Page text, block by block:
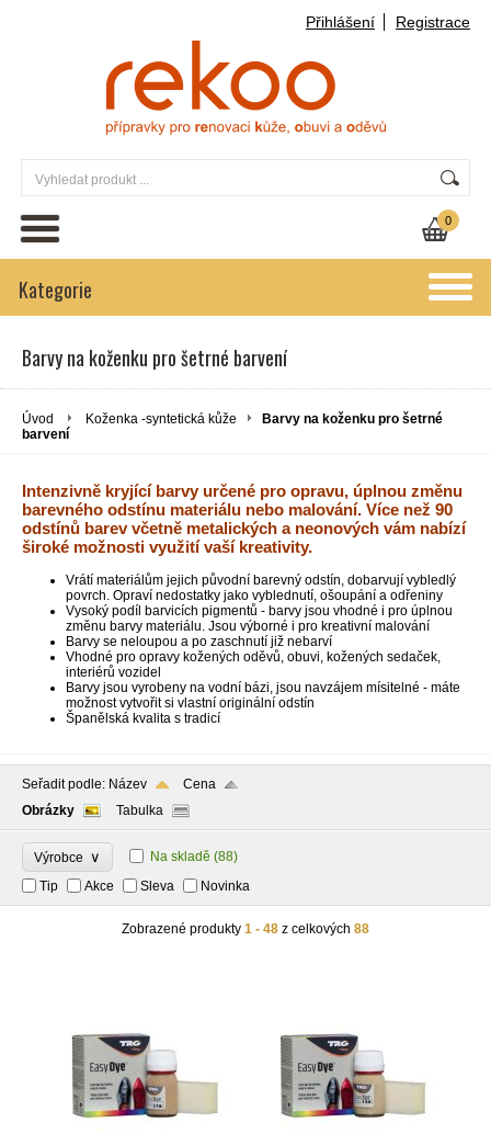
Přihlášení Registrace
0
Kategorie
Barvy na koženku pro šetrné barvení
Úvod Koženka -syntetická kůže
Barvy na koženku pro šetrné
barvení
Intenzivně kryjící barvy určené pro opravu, úplnou změnu
barevného odstínu materiálu nebo malování. Více než 90
odstínů barev včetně metalických a neonových vám nabízí
široké možnosti využití vaší kreativity.
Vrátí materiálům jejich původní barevný odstín, dobarvují vybledlý
povrch. Opraví nedostatky jako vyblednutí, ošoupání a odřeniny
Vysoký podíl barvicích pigmentů - barvy jsou vhodné i pro úplnou
změnu barvy materiálu. Jsou výborné i pro kreativní malování
Barvy se neloupou a po zaschnutí již nebarví
Vhodné pro opravy kožených oděvů, obuvi, kožených sedaček,
interiérů vozidel
Barvy jsou vyrobeny na vodní bázi, jsou navzájem mísitelné - máte
možnost vytvořit si vlastní originální odstín
Španělská kvalita s tradicí
Seřadit podle: Název
Cena
Obrázky
Tabulka
Výrobce ∨ Na skladě (88)
Tip
Akce Sleva Novinka
Zobrazené produkty 1 - 48 z celkových 88